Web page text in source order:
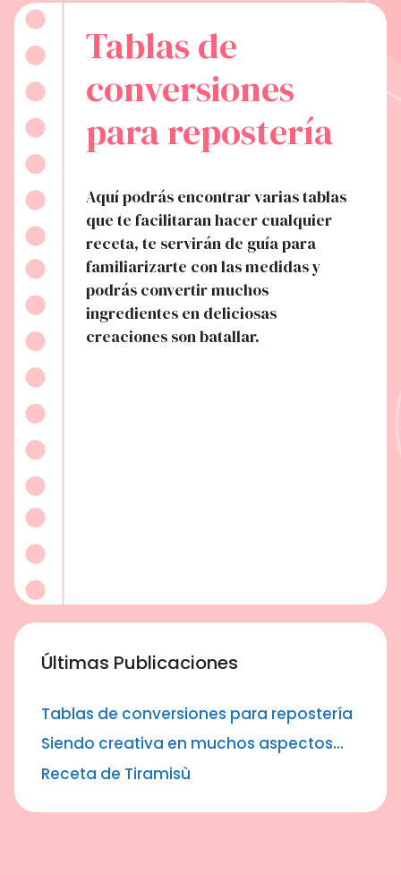
Tablas de
conversiones
para repostería
Aquí podrás encontrar varias tablas
que te facilitaran hacer cualquier
receta, te servirán de guía para
familiarizarte con las medidas y
podrás convertir muchos
ingredientes en deliciosas
creaciones son batallar.
Últimas Publicaciones
Tablas de conversiones para repostería
Siendo creativa en muchos aspectos…
Receta de Tiramisù